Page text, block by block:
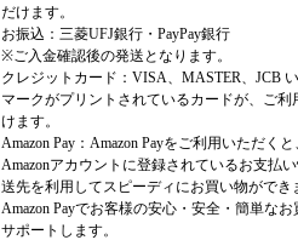
だけます。
お振込：三菱UFJ銀行・PayPay銀行
※ご入金確認後の発送となります。
クレジットカード：VISA、MASTER、JCB
マークがプリントされているカードが、ご利
けます。
Amazon Pay：Amazon Payをご利用いただく
Amazonアカウントに登録されているお支払
送先を利用してスピーディにお買い物ができ
Amazon Payでお客様の安心・安全・簡単な
サポートします。